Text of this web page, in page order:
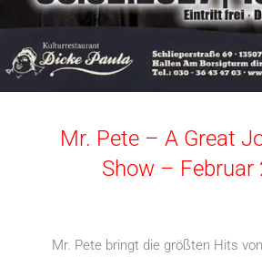
Mr. Pete – A Great
Show – Februar
Mr. Pete bringt die größten Hits